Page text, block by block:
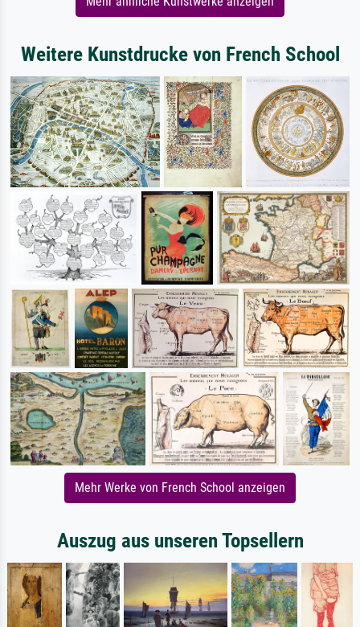
Weitere Kunstdrucke von French School
Mehr Werke von French School anzeigen
Auszug aus unseren Topsellern